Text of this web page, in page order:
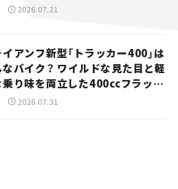
2026.07.21
イアンフ新型「トラッカー400」は
なバイク？ ワイルドな見た目と軽
乗り味を両立した400ccフラット
カー【試乗レビュー】
2026.07.31